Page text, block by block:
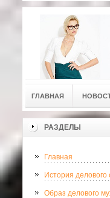
ГЛАВНАЯ
РАЗДЕЛЫ
Главная
История делового
Образ делового